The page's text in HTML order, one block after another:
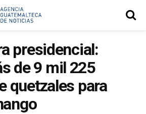
presidencial:
de 9 mil 225
quetzales para